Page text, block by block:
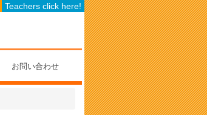
Teachers click here!
お問い合わせ